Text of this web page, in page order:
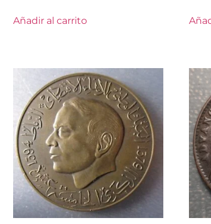
Añadir al carrito